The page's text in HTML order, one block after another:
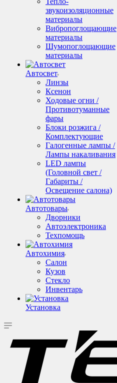
звукоизоляционные
материалы
Вибропоглощающие
материалы
Шумопоглощающие
материалы
Автосвет
Линзы
Ксенон
Ходовые огни /
Противотуманные
фары
Блоки розжига /
Комплектующие
Галогенные лампы /
Лампы накаливания
LED лампы
(Головной свет /
Габариты /
Освещение салона)
Автотовары
Дворники
Автоэлектроника
Техпомощь
Автохимия
Салон
Кузов
Стекло
Инвентарь
Установка